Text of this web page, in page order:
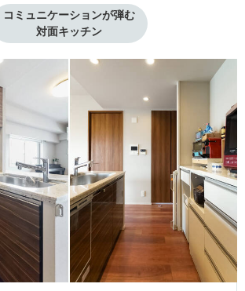
コミュニケーションが弾む
対面キッチン